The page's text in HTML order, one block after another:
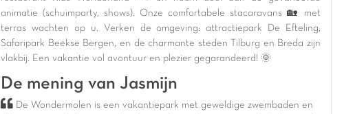
animatie (schuimparty, shows). Onze comfortabele stacaravans 🏡 met
terras wachten op u. Verken de omgeving: attractiepark De Efteling,
Safaripark Beekse Bergen, en de charmante steden Tilburg en Breda zijn
vlakbij. Een vakantie vol avontuur en plezier gegarandeerd! 🌞
De mening van Jasmijn
De Wondermolen is een vakantiepark met geweldige zwembaden en